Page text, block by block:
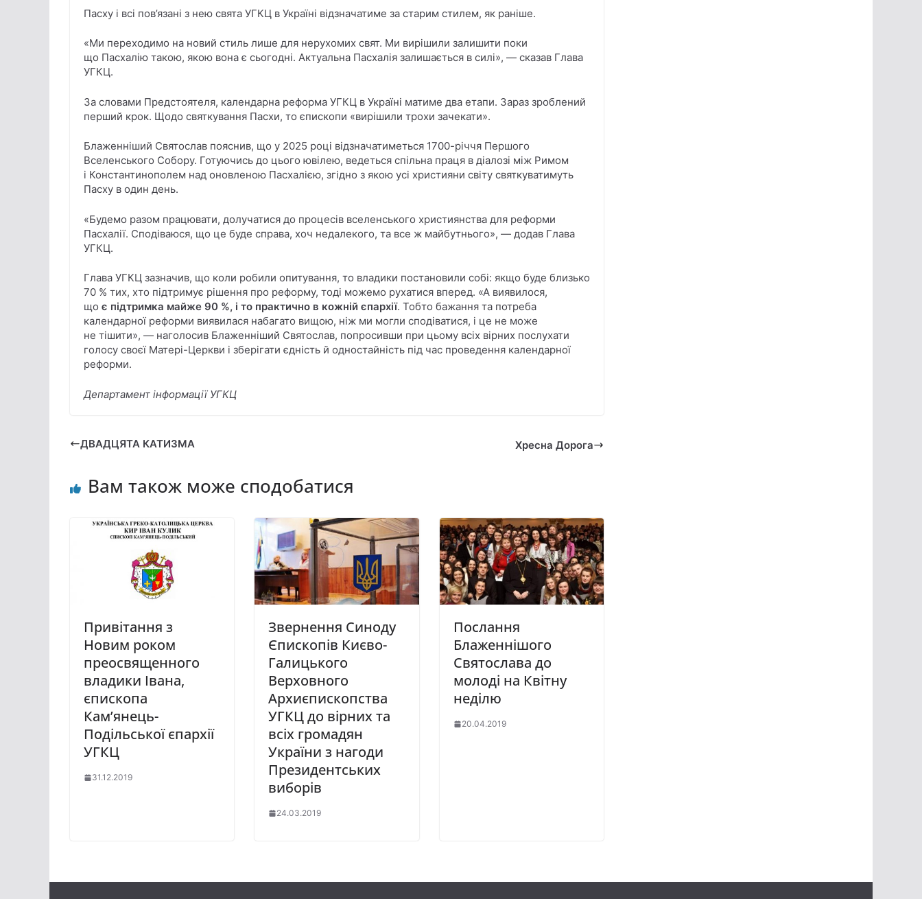
Пасху і всі пов’язані з нею свята УГКЦ в Україні відзначатиме за старим стилем, як раніше.
«Ми переходимо на новий стиль лише для нерухомих свят. Ми вирішили залишити поки
що Пасхалію такою, якою вона є сьогодні. Актуальна Пасхалія залишається в силі», — сказав Глава
УГКЦ.
За словами Предстоятеля, календарна реформа УГКЦ в Україні матиме два етапи. Зараз зроблений
перший крок. Щодо святкування Пасхи, то єпископи «вирішили трохи зачекати».
Блаженніший Святослав пояснив, що у 2025 році відзначатиметься 1700-річчя Першого
Вселенського Собору. Готуючись до цього ювілею, ведеться спільна праця в діалозі між Римом
і Константинополем над оновленою Пасхалією, згідно з якою усі християни світу святкуватимуть
Пасху в один день.
«Будемо разом працювати, долучатися до процесів вселенського християнства для реформи
Пасхалії. Сподіваюся, що це буде справа, хоч недалекого, та все ж майбутнього», — додав Глава
УГКЦ.
Глава УГКЦ зазначив, що коли робили опитування, то владики постановили собі: якщо буде близько
70 % тих, хто підтримує рішення про реформу, тоді можемо рухатися вперед. «А виявилося,
що є підтримка майже 90 %, і то практично в кожній єпархії. Тобто бажання та потреба
календарної реформи виявилася набагато вищою, ніж ми могли сподіватися, і це не може
не тішити», — наголосив Блаженніший Святослав, попросивши при цьому всіх вірних послухати
голосу своєї Матері-Церкви і зберігати єдність й одностайність під час проведення календарної
реформи.
Департамент інформації УГКЦ
ДВАДЦЯТА КАТИЗМА Хресна Дорога
Вам також може сподобатися
Привітання з
Новим роком
преосвященного
владики Івана,
єпископа
Кам’янець-
Подільської єпархії
УГКЦ
31.12.2019
Звернення Синоду
Єпископів Києво-
Галицького
Верховного
Архиєпископства
УГКЦ до вірних та
всіх громадян
України з нагоди
Президентських
виборів
24.03.2019
Послання
Блаженнішого
Святослава до
молоді на Квітну
неділю
20.04.2019